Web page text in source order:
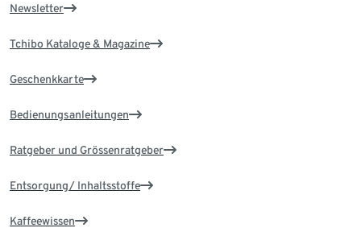
Newsletter
Tchibo Kataloge & Magazine
Geschenkkarte
Bedienungsanleitungen
Ratgeber und Grössenratgeber
Entsorgung/ Inhaltsstoffe
Kaffeewissen